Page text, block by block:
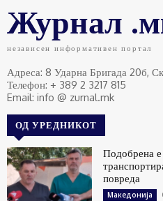
Журнал
независен информативен портал
Адреса: 8 Ударна Бригада 20б,
Телефон: + 389 2 3217 815
Email: info @ zurnal.mk
ОД УРЕДНИКОТ
Подобрена е
повреда
Македонија